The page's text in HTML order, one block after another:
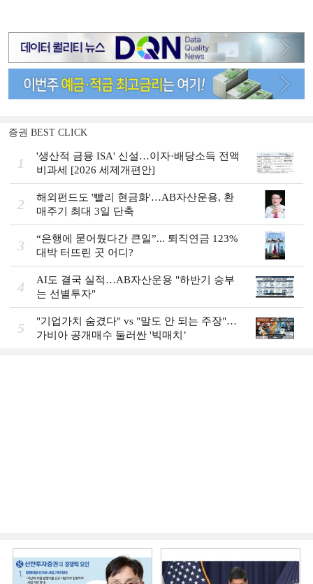
증권 BEST CLICK
1
'생산적 금융 ISA' 신설…이자·배당소득 전액
비과세 [2026 세제개편안]
2
해외펀드도 '빨리 현금화'…AB자산운용, 환
매주기 최대 3일 단축
3
“은행에 묻어뒀다간 큰일”... 퇴직연금 123%
대박 터뜨린 곳 어디?
4
AI도 결국 실적…AB자산운용 "하반기 승부
는 선별투자"
5
"기업가치 숨겼다" vs "말도 안 되는 주장"…
가비아 공개매수 둘러싼 '빅매치’